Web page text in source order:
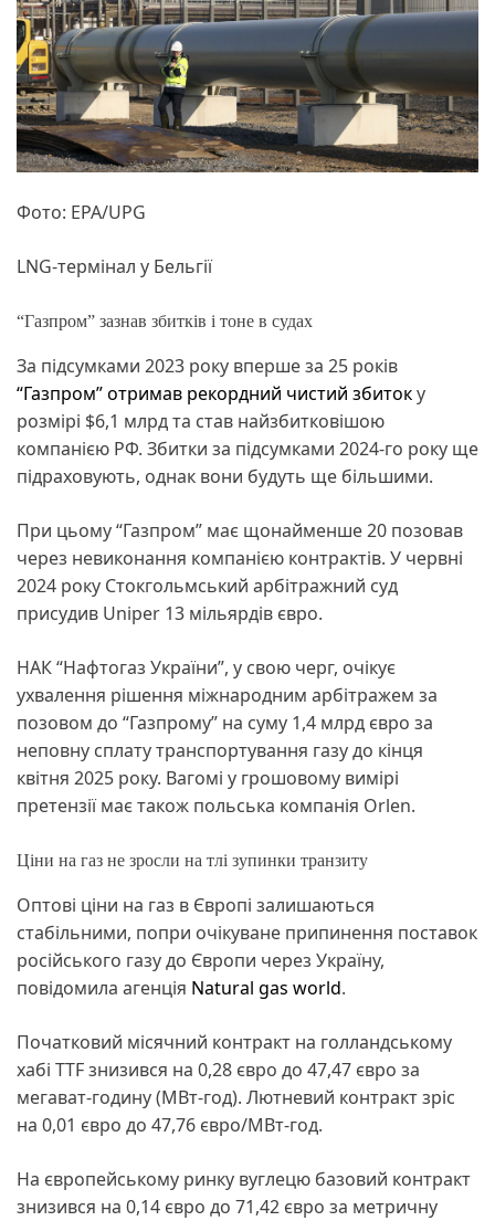
Фото: EPA/UPG
LNG-термінал у Бельгії
“Газпром” зазнав збитків і тоне в судах
За підсумками 2023 року вперше за 25 років
“Газпром” отримав рекордний чистий збитоку
розмірі $6,1 млрд та став найзбитковішою
компанією РФ. Збитки за підсумками 2024-го року ще
підраховують, однак вони будуть ще більшими.
При цьому “Газпром” має щонайменше 20 позовав
через невиконання компанією контрактів. У червні
2024 року Стокгольмський арбітражний суд
присудив Uniper 13 мільярдів євро.
НАК “Нафтогаз України”, у свою черг, очікує
ухвалення рішення міжнародним арбітражем за
позовом до “Газпрому” на суму 1,4 млрд євро за
неповну сплату транспортування газу до кінця
квітня 2025 року. Вагомі у грошовому вимірі
претензії має також польська компанія Orlen.
Ціни на газ не зросли на тлі зупинки транзиту
Оптові ціни на газ в Європі залишаються
стабільними, попри очікуване припинення поставок
російського газу до Європи через Україну,
повідомила агенція Natural gas world.
Початковий місячний контракт на голландському
хабі TTF знизився на 0,28 євро до 47,47 євро за
мегават-годину (МВт-год). Лютневий контракт зріс
на 0,01 євро до 47,76 євро/МВт-год.
На європейському ринку вуглецю базовий контракт
знизився на 0,14 євро до 71,42 євро за метричну